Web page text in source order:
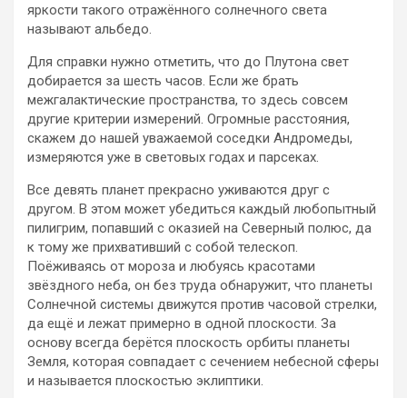
яркости такого отражённого солнечного света
называют альбедо.
Для справки нужно отметить, что до Плутона свет
добирается за шесть часов. Если же брать
межгалактические пространства, то здесь совсем
другие критерии измерений. Огромные расстояния,
скажем до нашей уважаемой соседки Андромеды,
измеряются уже в световых годах и парсеках.
Все девять планет прекрасно уживаются друг с
другом. В этом может убедиться каждый любопытный
пилигрим, попавший с оказией на Северный полюс, да
к тому же прихвативший с собой телескоп.
Поёживаясь от мороза и любуясь красотами
звёздного неба, он без труда обнаружит, что планеты
Солнечной системы движутся против часовой стрелки,
да ещё и лежат примерно в одной плоскости. За
основу всегда берётся плоскость орбиты планеты
Земля, которая совпадает с сечением небесной сферы
и называется плоскостью эклиптики.